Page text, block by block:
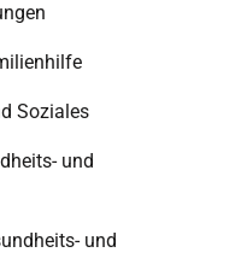
Soziales
und
und